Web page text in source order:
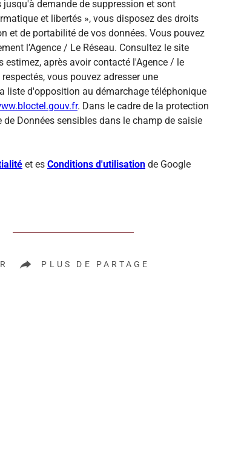
demande de suppression et sont
et libertés », vous disposez des droits
et de portabilité de vos données. Vous pouvez
l’Agence / Le Réseau. Consultez le site
après avoir contacté l'Agence / le
vous pouvez adresser une
liste d'opposition au démarchage téléphonique
. Dans le cadre de la protection
Données sensibles dans le champ de saisie
et es Conditions d'utilisation de Google
PLUS DE PARTAGE